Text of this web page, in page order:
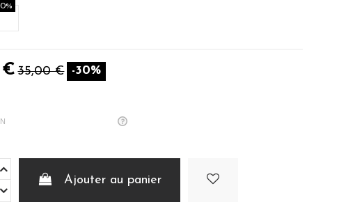
€ 35,00 € -30%
Ajouter au panier